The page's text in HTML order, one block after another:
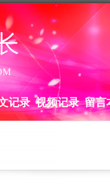
记录 视频记录 留言